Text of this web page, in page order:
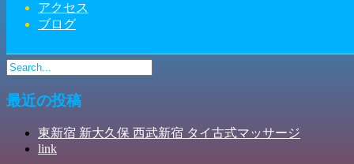
アクセス
ブログ
横断歩道を渡って、右方向へ進んでください。
最近の投稿
東新宿 新大久保 西武新宿 タイ古式マッサージ
link